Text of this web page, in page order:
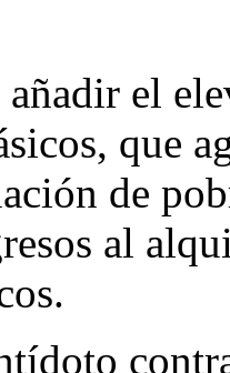
añadir el
que
de
al